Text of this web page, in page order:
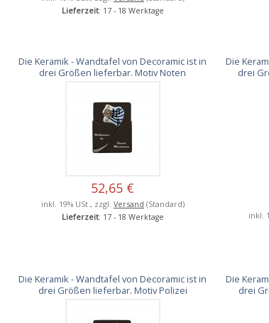
Lieferzeit: 17 - 18 Werktage
Die Keramik - Wandtafel von Decoramic ist in
drei Größen lieferbar. Motiv Noten
52,65 €
inkl. 19% USt., zzgl. Versand (Standard)
Lieferzeit: 17 - 18 Werktage
Die
drei
inkl.
Die Keramik - Wandtafel von Decoramic ist in
drei Größen lieferbar. Motiv Polizei
Die
drei